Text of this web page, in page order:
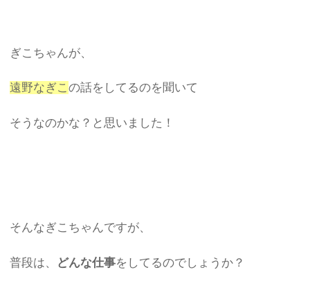
ぎこちゃんが、
遠野なぎこの話をしてるのを聞いて
そうなのかな？と思いました！
そんなぎこちゃんですが、
普段は、 どんな仕事をしてるのでしょうか？